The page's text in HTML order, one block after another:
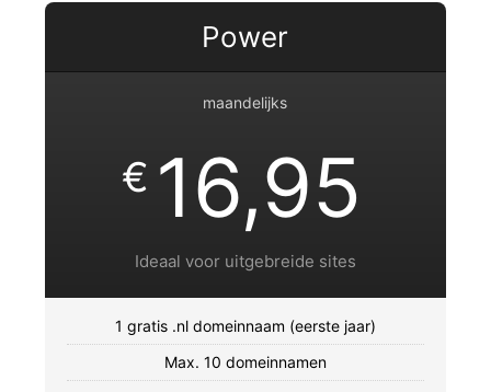
Power
maandelijks
€ 16,95
Ideaal voor uitgebreide sites
1 gratis .nl domeinnaam (eerste jaar)
Max. 10 domeinnamen